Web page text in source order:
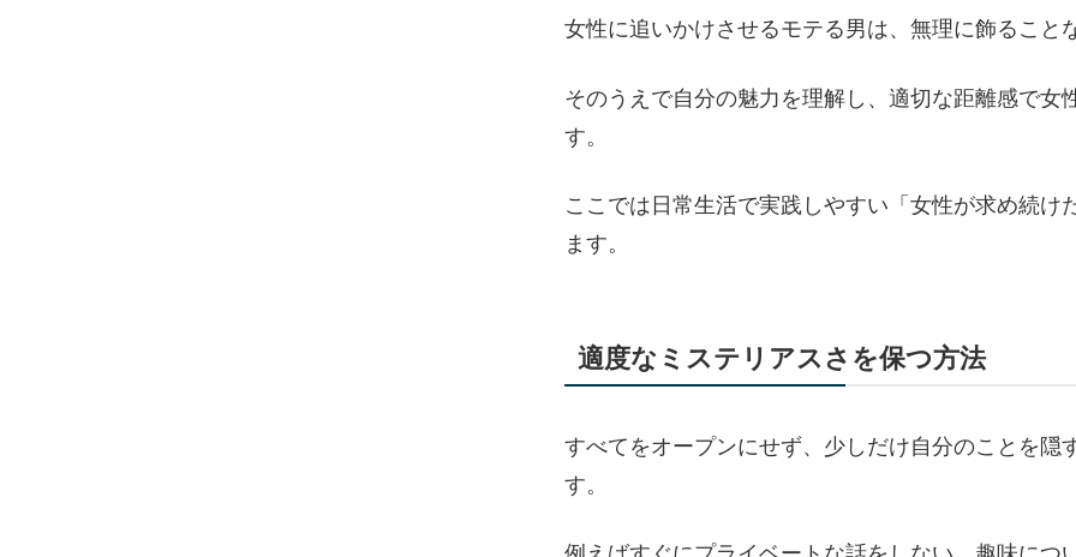
女性に追いかけさせるモテる男は、無理に飾ること
そのうえで自分の魅力を理解し、適切な距離感で
す。
ここでは日常生活で実践しやすい「女性が求め続
ます。
適度なミステリアスさを保つ方法
すべてをオープンにせず、少しだけ自分のことを隠
す。